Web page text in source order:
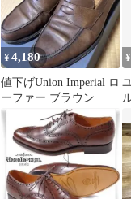
¥4,180
値下げUnion Imperial ロ
ーファー ブラウン
¥